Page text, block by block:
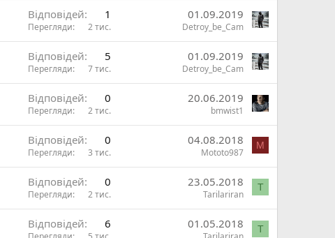
Відповідей 1
Перегляди 2 тис.
01.09.2019
Detroy_be_Cam
Відповідей 5
Перегляди 7 тис.
01.09.2019
Detroy_be_Cam
Відповідей 0
Перегляди 2 тис.
20.06.2019
bmwist1
Відповідей 0
Перегляди 3 тис.
04.08.2018
Mototo987
M
Відповідей 0
Перегляди 2 тис.
23.05.2018
Tarilariran
T
Відповідей 6 01.05.2018 T